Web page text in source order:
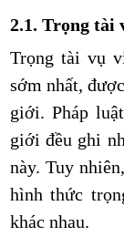
2.1. Trọng tài
Trọng tài vụ
sớm nhất,
giới. Pháp
giới đều ghi
này. Tuy
hình thức
khác nhau.